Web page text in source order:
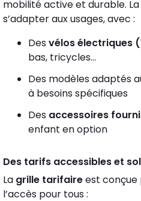
mobilité active et durable.
s’adapter aux usages, avec :
Desvélos électriques
bas, tricycles…
Des modèles adaptés
à besoins spécifiques
Des accessoires
enfant en option
Des tarifs accessibles et
La grille tarifaireest conçue
l’accès pour tous :